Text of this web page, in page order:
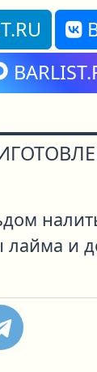
лайма и